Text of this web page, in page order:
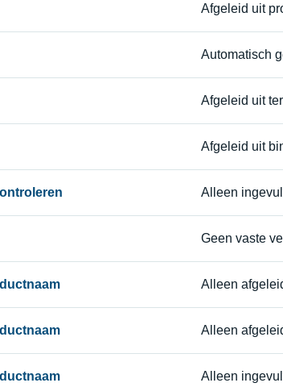
Afgeleid uit
Automatisch
Afgeleid uit
Afgeleid uit
Alleen
Geen vaste
Alleen
Alleen
Alleen